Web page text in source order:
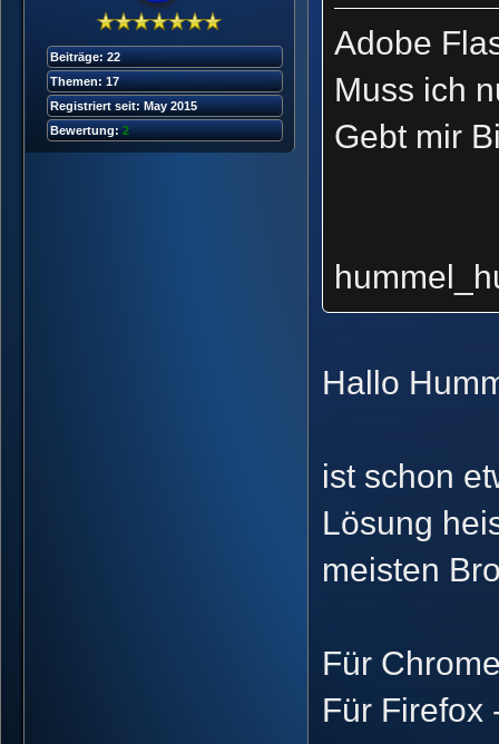
Beiträge: 22
Themen: 17
Registriert seit: May 2015
Bewertung:2
Adobe
Muss ich
Gebt mir
Hallo
ist schon
Lösung
meisten
Für
Für Firefox